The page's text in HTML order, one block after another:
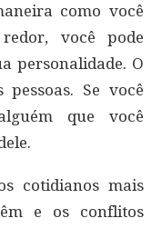
como você
você pode
personalidade. O
Se você
que você
cotidianos mais
e os conflitos